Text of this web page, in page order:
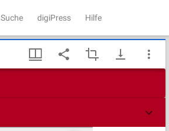
Suche digiPress Hilfe